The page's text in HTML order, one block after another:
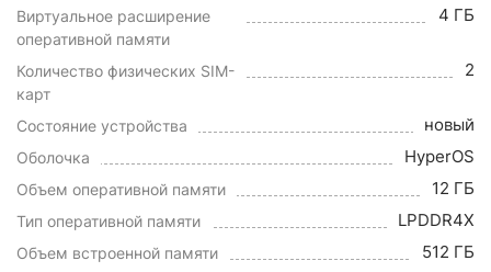
Виртуальное расширение
оперативной памяти
4 ГБ
Количество физических SIM-
карт
2
Состояние устройства новый
Оболочка HyperOS
Объем оперативной памяти 12 ГБ
Тип оперативной памяти LPDDR4X
Объем встроенной памяти 512 ГБ